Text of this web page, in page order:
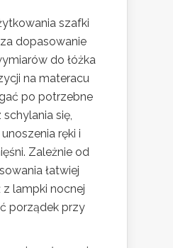
szafki
dopasowanie
do łóżka
na materacu
po potrzebne
się,
ręki i
Zależnie od
łatwiej
lampki nocnej
porządek przy